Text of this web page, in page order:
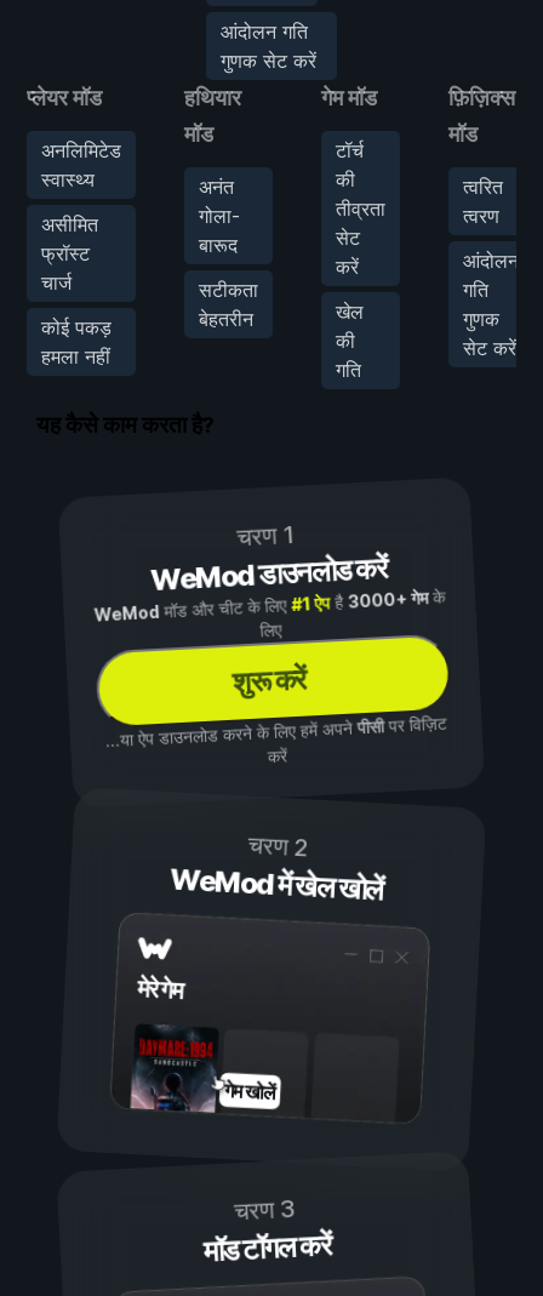
आंदोलन गति
गुणक सेट करें
प्लेयर मॉड
अनलिमिटेड
स्वास्थ्य
असीमित
फ्रॉस्ट
चार्ज
कोई पकड़
हमला नहीं
हथियार
मॉड
अनंत
गोला-
बारूद
सटीकता
बेहतरीन
गेम मॉड
टॉर्च
की
तीव्रता
सेट
करें
खेल
की
गति
फ़िज़िक्स
मॉड
त्वरित
त्वरण
आंदोलन
गति
गुणक
सेट करें
यह कैसे काम करता है?
चरण 1
WeMod डाउनलोड करें
WeMod मॉड और चीट के लिए#1 ऐपहै3000+ गेमके
लिए
शुरू करें
...या ऐप डाउनलोड करने के लिए हमें अपनेपीसीपर विज़िट
करें
चरण 2
WeMod में खेल खोलें
मेरे गेम
गेम खोलें
चरण 3
मॉड टॉगल करें